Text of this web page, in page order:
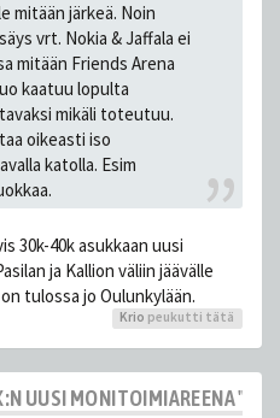
mitään järkeä. Noin
vrt. Nokia & Jaffala ei
mitään Friends Arena
kaatuu lopulta
mikäli toteutuu.
oikeasti iso
katolla. Esim
30k-40k asukkaan uusi
ja Kallion väliin jäävälle
tulossa jo Oulunkylään.
Krio peukutti tätä
UUSI MONITOIMIAREENA